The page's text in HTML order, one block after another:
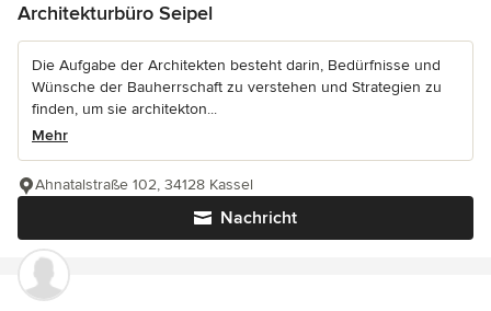
Architekturbüro Seipel
Die Aufgabe der Architekten besteht darin, Bedürfnisse und
Wünsche der Bauherrschaft zu verstehen und Strategien zu
finden, um sie architekton...
Mehr
Nachricht
Ahnatalstraße 102, 34128 Kassel